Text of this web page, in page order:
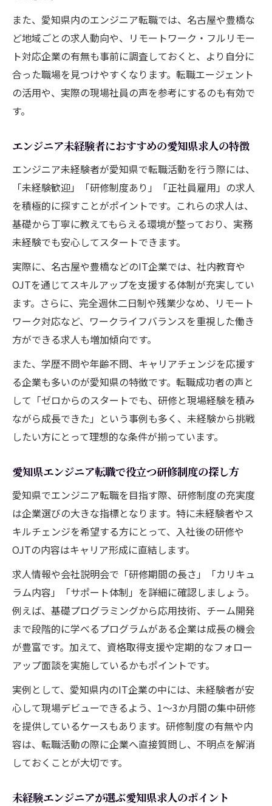
また、愛知県内のエンジニア転職では、名古屋や豊橋な
ど地域ごとの求人動向や、リモートワーク・フルリモー
ト対応企業の有無も事前に調査しておくと、より自分に
合った職場を見つけやすくなります。転職エージェント
の活用や、実際の現場社員の声を参考にするのも有効で
す。
エンジニア未経験者におすすめの愛知県求人の特徴
エンジニア未経験者が愛知県で転職活動を行う際には、
「未経験歓迎」「研修制度あり」「正社員雇用」の求人
を積極的に探すことがポイントです。これらの求人は、
基礎から丁寧に教えてもらえる環境が整っており、実務
未経験でも安心してスタートできます。
実際に、名古屋や豊橋などのIT企業では、社内教育や
OJTを通じてスキルアップを支援する体制が充実してい
ます。さらに、完全週休二日制や残業少なめ、リモート
ワーク対応など、ワークライフバランスを重視した働き
方ができる求人も増加傾向です。
また、学歴不問や年齢不問、キャリアチェンジを応援す
る企業も多いのが愛知県の特徴です。転職成功者の声と
して「ゼロからのスタートでも、研修と現場経験を積み
ながら成長できた」という事例も多く、未経験から挑戦
したい方にとって理想的な条件が揃っています。
愛知県エンジニア転職で役立つ研修制度の探し方
愛知県でエンジニア転職を目指す際、研修制度の充実度
は企業選びの大きな指標となります。特に未経験者やス
キルチェンジを希望する方にとって、入社後の研修や
OJTの内容はキャリア形成に直結します。
求人情報や会社説明会で「研修期間の長さ」「カリキュ
ラム内容」「サポート体制」を詳細に確認しましょう。
例えば、基礎プログラミングから応用技術、チーム開発
まで段階的に学べるプログラムがある企業は成長の機会
が豊富です。加えて、資格取得支援や定期的なフォロー
アップ面談を実施しているかもポイントです。
実例として、愛知県内のIT企業の中には、未経験者が安
心して現場デビューできるよう、1～3か月間の集中研修
を提供しているケースもあります。研修制度の有無や内
容は、転職活動の際に企業へ直接質問し、不明点を解消
しておくことが大切です。
未経験エンジニアが選ぶ愛知県求人のポイント